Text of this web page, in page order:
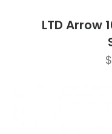
LTD Arrow
$